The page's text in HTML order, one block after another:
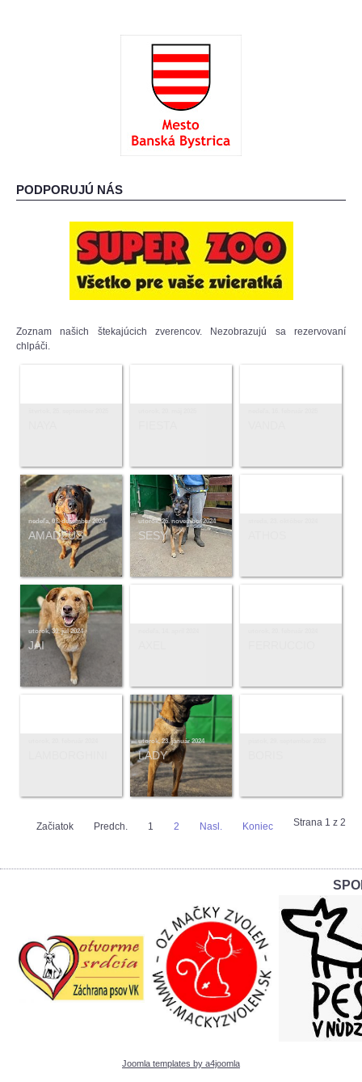
PODPORUJÚ NÁS
Zoznam našich štekajúcich zverencov. Nezobrazujú sa rezervovaní
chlpáči.
nedeľa, 01. december 2024
AMADEUS
utorok, 26. november 2024
SESY
utorok, 30. júl 2024
JAI
utorok, 23. január 2024
LADY
Strana 1 z 2
Začiatok Predch. 1 2 Nasl. Koniec
Joomla templates by a4joomla